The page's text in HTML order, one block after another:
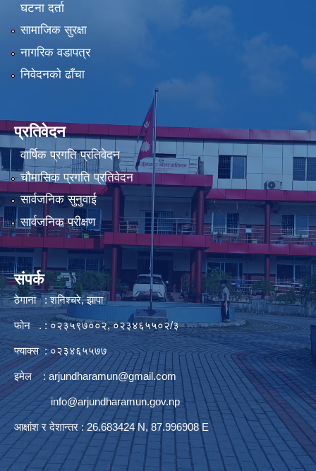
घटना दर्ता
सामाजिक सुरक्षा
नागरिक वडापत्र
निवेदनको ढाँचा
प्रतिवेदन
वार्षिक प्रगति प्रतिवेदन
चौमासिक प्रगति प्रतिवेदन
सार्वजनिक सुनुवाई
सार्वजनिक परीक्षण
संपर्क
ठेगाना : शनिश्चरे, झापा
फोन . : ०२३५९७००२, ०२३४६५५०२/३
फ्याक्स : ०२३४६५५७७
इमेल :arjundharamun@gmail.com
info@arjundharamun.gov.np
आक्षांश र देशान्तर : 26.683424 N, 87.996908 E